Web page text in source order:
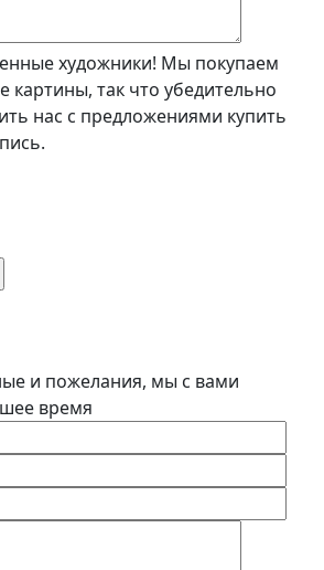
художники! Мы покупаем
картины, так что убедительно
нас с предложениями купить
и пожелания, мы с вами
время